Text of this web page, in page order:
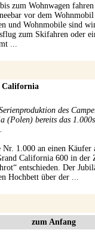
zum Wohnwagen
vor dem
und Wohnmobile sind
zum Skifahren oder
...
California
des
(Polen) bereits das
1.000 an einen Käufer
California 600 in der
entschieden. Der
Hochbett über der ...
zum Anfang